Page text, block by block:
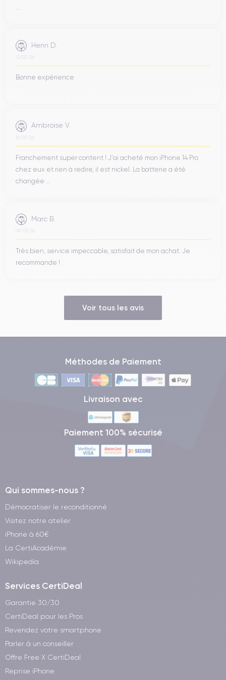
Henri D.
12/07/26
Bonne expérience
Ambroise V.
10/07/26
Franchement super content ! J'ai acheté mon iPhone 14 Pro
chez eux et rien à redire, il est nickel. La batterie a été
changée ...
Marc B.
09/07/26
Très bien, service impeccable, satisfait de mon achat. Je
recommande !
Voir tous les avis
Méthodes de Paiement
Livraison avec
Paiement 100% sécurisé
Qui sommes-nous ?
Démocratiser le reconditionné
Visitez notre atelier
iPhone à 60€
La CertiAcadémie
Wikipedia
Services CertiDeal
Garantie 30/30
CertiDeal pour les Pros
Revendez votre smartphone
Parler à un conseiller
Offre Free X CertiDeal
Reprise iPhone